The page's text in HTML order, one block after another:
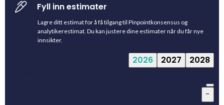
Fyll inn estimater
Lagre ditt estimat for å få tilgang til Pinpointkonsensus og
analytikerestimat. Du kan justere dine estimater når du får nye
innsikter.
2026 2027 2028
-